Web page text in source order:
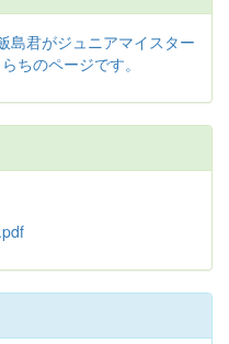
島君がジュニアマイスター
ちのページです。